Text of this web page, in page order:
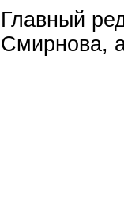
Главный
Смирнова,